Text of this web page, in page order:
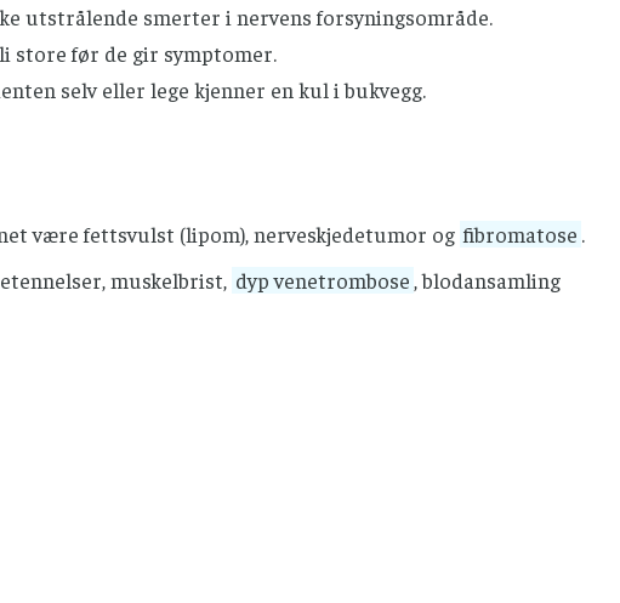
utstrålende smerter i nervens forsyningsområde.
store før de gir symptomer.
selv eller lege kjenner en kul i bukvegg.
være fettsvulst (lipom), nerveskjedetumor og fibromatose .
muskelbrist, dyp venetrombose, blodansamling